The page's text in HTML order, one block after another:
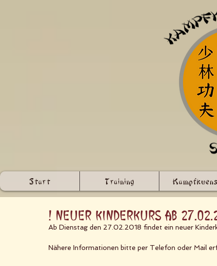
Start Training
! Neuer Kinderkurs ab
Ab Dienstag den 27.02.2018 findet ein neuer
Nähere Informationen bitte per Telefon oder Mail